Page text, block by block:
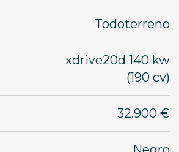
Todoterreno
xdrive20d 140 kw
(190 cv)
32.900 €